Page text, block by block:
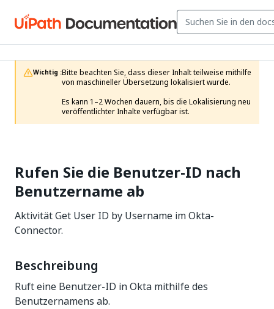
Wichtig :Bitte beachten Sie, dass dieser Inhalt teilweise mithilfe
von maschineller Übersetzung lokalisiert wurde.
Es kann 1–2 Wochen dauern, bis die Lokalisierung neu
veröffentlichter Inhalte verfügbar ist.
Rufen Sie die Benutzer-ID nach
Benutzername ab
Aktivität Get User ID by Username im Okta-
Connector.
Beschreibung
Ruft eine Benutzer-ID in Okta mithilfe des
Benutzernamens ab.